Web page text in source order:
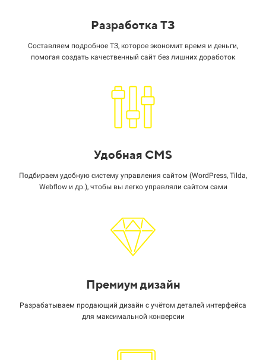
Разработка ТЗ
Составляем подробное ТЗ, которое экономит время и деньги,
помогая создать качественный сайт без лишних доработок
Удобная CMS
Подбираем удобную систему управления сайтом (WordPress, Tilda,
Webflow и др.), чтобы вы легко управляли сайтом сами
Премиум дизайн
Разрабатываем продающий дизайн с учётом деталей интерфейса
для максимальной конверсии